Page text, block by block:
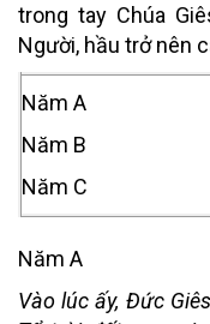
trong tay Chúa
Người, hầu trở nên
Năm A
Năm B
Năm C
Năm A
Vào lúc ấy, Đức